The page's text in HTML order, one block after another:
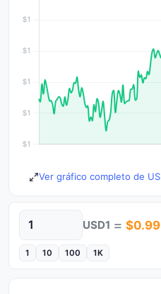
Ver gráfico completo de
Cantidad USD1 =
1 10 100 1K